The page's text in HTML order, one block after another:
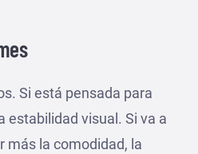
Si está pensada para
estabilidad visual. Si va a
más la comodidad, la